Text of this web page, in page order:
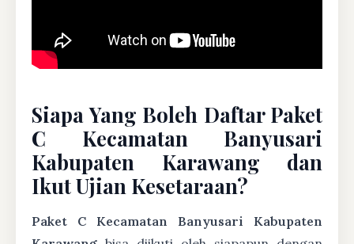
Siapa Yang Boleh Daftar Paket
C Kecamatan Banyusari
Kabupaten Karawang dan
Ikut Ujian Kesetaraan?
Paket C Kecamatan Banyusari Kabupaten